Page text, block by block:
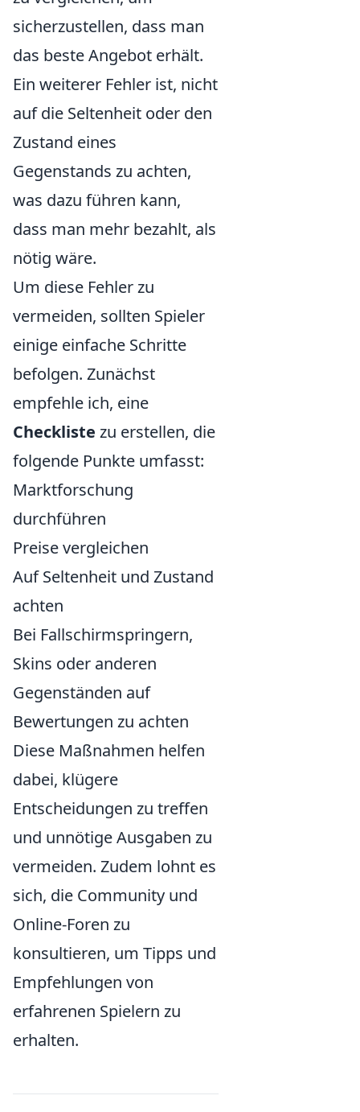
sicherzustellen, dass man
das beste Angebot erhält.
Ein weiterer Fehler ist, nicht
auf die Seltenheit oder den
Zustand eines
Gegenstands zu achten,
was dazu führen kann,
dass man mehr bezahlt, als
nötig wäre.
Um diese Fehler zu
vermeiden, sollten Spieler
einige einfache Schritte
befolgen. Zunächst
empfehle ich, eine
Checkliste zu erstellen, die
folgende Punkte umfasst:
Marktforschung
durchführen
Preise vergleichen
Auf Seltenheit und Zustand
achten
Bei Fallschirmspringern,
Skins oder anderen
Gegenständen auf
Bewertungen zu achten
Diese Maßnahmen helfen
dabei, klügere
Entscheidungen zu treffen
und unnötige Ausgaben zu
vermeiden. Zudem lohnt es
sich, die Community und
Online-Foren zu
konsultieren, um Tipps und
Empfehlungen von
erfahrenen Spielern zu
erhalten.